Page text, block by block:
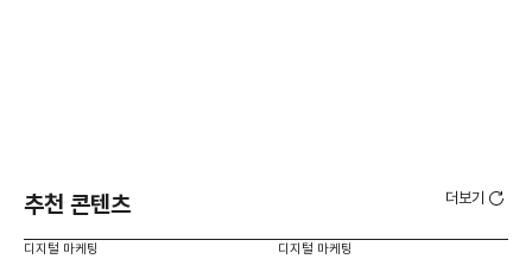
추천 콘텐츠 더보기
디지털 마케팅 디지털 마케팅